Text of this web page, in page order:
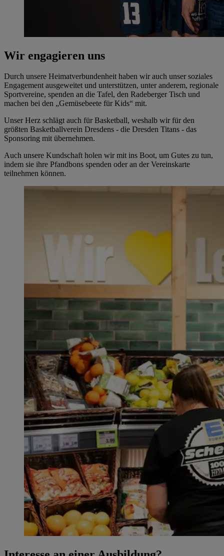
Wir engagieren uns
Durch unsere Heimatverbundenheit haben wir auch unser soziales
Engagement ausgeweitet und unterstützen, unter anderem, regionale
Sportvereine, spenden an die Tafel, den Radeberger Tisch und
machen bei den „Gemüsebeete für Kids“ mit.
Unser Herz schlägt auch für Basketball, weshalb wir für den
größten Basketballverein Dresdens - die Dresden Titans - das
Sponsoring mit übernehmen.
Auch unsere Kundschaft holen wir mit ins Boot, um Gutes zu tun,
indem sie ihre Pfandbons spenden oder an der Vereinskarte
teilnehmen können.